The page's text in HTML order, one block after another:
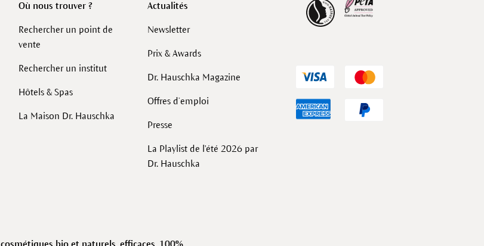
Où nous trouver ?
Rechercher un point de
vente
Rechercher un institut
Hôtels & Spas
La Maison Dr. Hauschka
Actualités
Newsletter
Prix & Awards
Dr. Hauschka Magazine
Offres d’emploi
Presse
La Playlist de l'été 2026 par
Dr. Hauschka